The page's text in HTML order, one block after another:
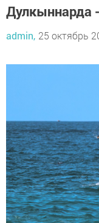
Дулкыннарда
admin, 25 октябрь